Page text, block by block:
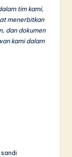
tim kami,
menerbitkan
dan dokumen
kami dalam